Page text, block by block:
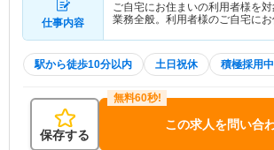
仕事内容
ご自宅にお住まいの利用者様を
業務全般。利用者様のご自宅に
駅から徒歩10分以内 土日祝休 積極採用中
保存する
この求人を問い合